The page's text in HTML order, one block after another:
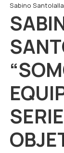
Sabino